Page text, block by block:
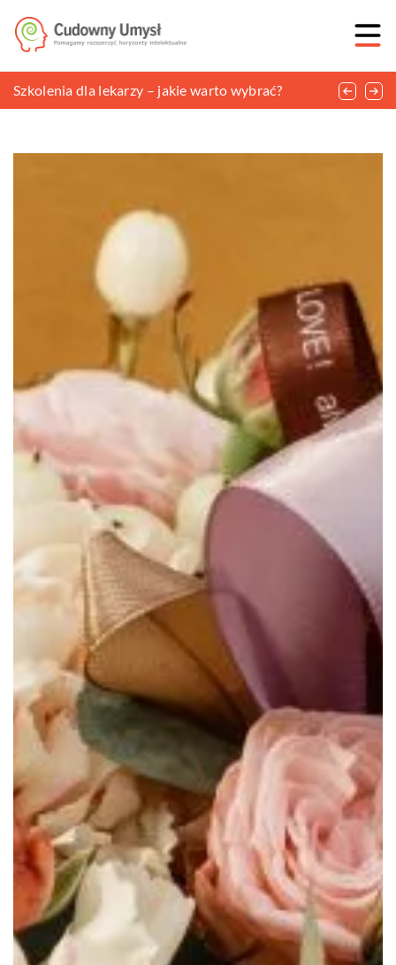
Jak prawidłowo gospodarować odpadami?
Szkolenia dla lekarzy – jakie warto wybrać?
Jak dobrać odpowiedni nawóz do upraw?